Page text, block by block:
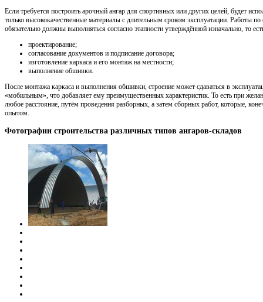
Если требуется построить арочный ангар для спортивных или других целей, будет
только высококачественные материалы с длительным сроком эксплуатации. Работы по
обязательно должны выполняться согласно этапности утверждённой изначально, то
проектирование;
согласование документов и подписание договора;
изготовление каркаса и его монтаж на местности;
выполнение обшивки.
После монтажа каркаса и выполнения обшивки, строение может сдаваться в
«мобильным», что добавляет ему преимущественных характеристик. То есть при
любое расстояние, путём проведения разборных, а затем сборных работ, которые,
опытом.
Фотографии строительства различных типов ангаров-складов